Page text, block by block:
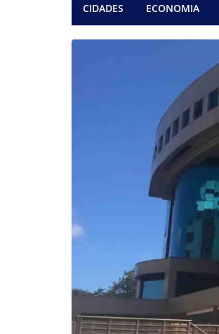
CIDADES ECONOMIA